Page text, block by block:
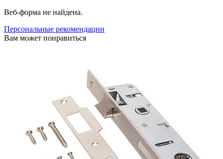
Веб-форма не найдена.
Персональные рекомендации
Вам может понравиться